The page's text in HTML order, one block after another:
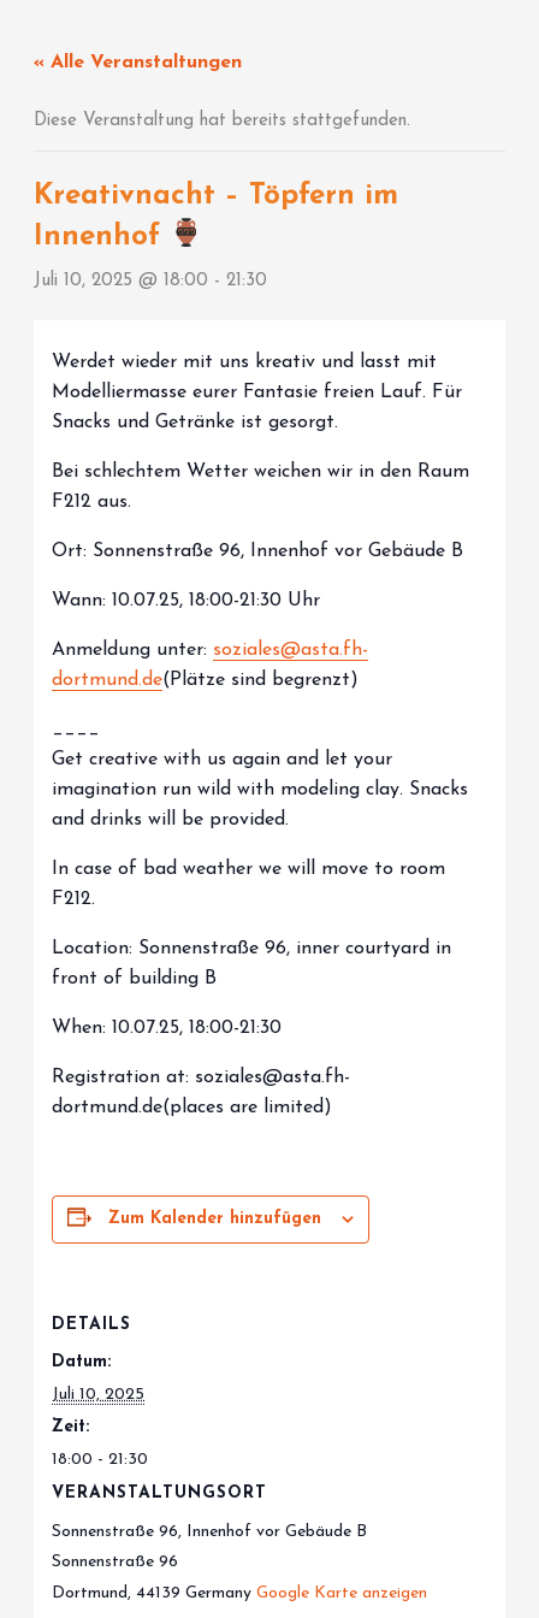
springen« Alle Veranstaltungen
Diese Veranstaltung hat bereits stattgefunden.
Kreativnacht – Töpfern im
Innenhof
Juli 10, 2025 @ 18:00 -21:30
Werdet wieder mit uns kreativ und lasst mit
Modelliermasse eurer Fantasie freien Lauf. Für
Snacks und Getränke ist gesorgt.
Bei schlechtem Wetter weichen wir in den Raum
F212 aus.
Ort: Sonnenstraße 96, Innenhof vor Gebäude B
Wann: 10.07.25, 18:00-21:30 Uhr
Anmeldung unter: soziales@asta.fh-
dortmund.de(Plätze sind begrenzt)
____
Get creative with us again and let your
imagination run wild with modeling clay. Snacks
and drinks will be provided.
In case of bad weather we will move to room
F212.
Location: Sonnenstraße 96, inner courtyard in
front of building B
When: 10.07.25, 18:00-21:30
Registration at: soziales@asta.fh-
dortmund.de(places are limited)
Zum Kalender hinzufügen
DETAILS
Datum:
Juli 10, 2025
Zeit:
18:00 - 21:30
VERANSTALTUNGSORT
Sonnenstraße 96, Innenhof vor Gebäude B
Sonnenstraße 96
Dortmund , 44139 Germany Google Karte anzeigen